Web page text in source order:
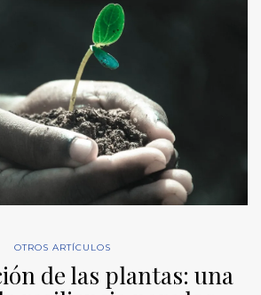
OTROS ARTÍCULOS
de las plantas: una